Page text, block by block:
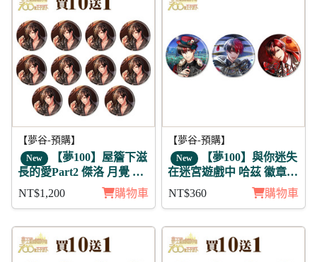
【夢谷-預購】
New 【夢100】屋簷下滋
長的愛Part2 傑洛 月覺 徽
章11入組
NT$1,200 購物車
【夢谷-預購】
New 【夢100】與你迷失
在迷宮遊戲中 哈茲 徽章3
入組
NT$360 購物車